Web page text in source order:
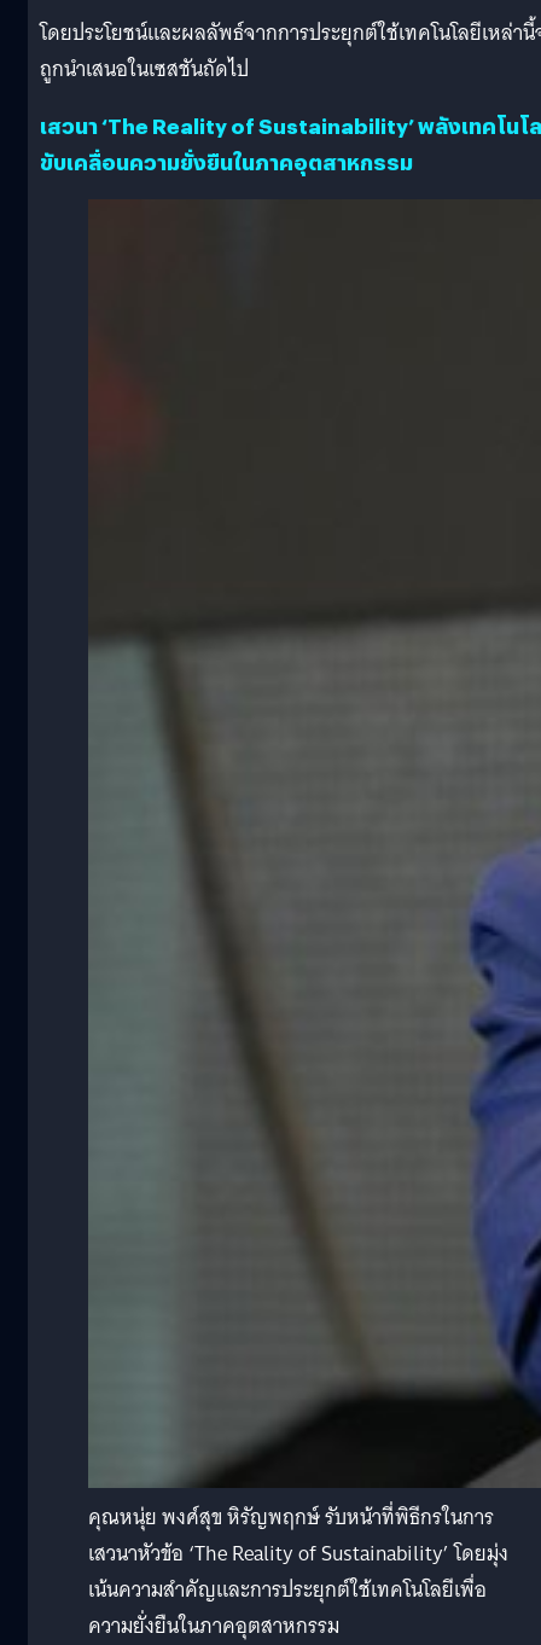
โดยประโยชน์และผลลัพธ์จากการประยุกต์ใช้เทคโนโลยีเหล่า
ถูกนำเสนอในเซสชันถัดไป
เสวนา ‘The Reality of Sustainability’ พลังเทคโนโ
ขับเคลื่อนความยั่งยืนในภาคอุตสาหกรรม
คุณหนุ่ย พงศ์สุข หิรัญพฤกษ์ รับหน้าที่พิธีกรในการ
เสวนาหัวข้อ ‘The Reality of Sustainability’ โดยมุ่ง
เน้นความสำคัญและการประยุกต์ใช้เทคโนโลยีเพื่อ
ความยั่งยืนในภาคอุตสาหกรรม